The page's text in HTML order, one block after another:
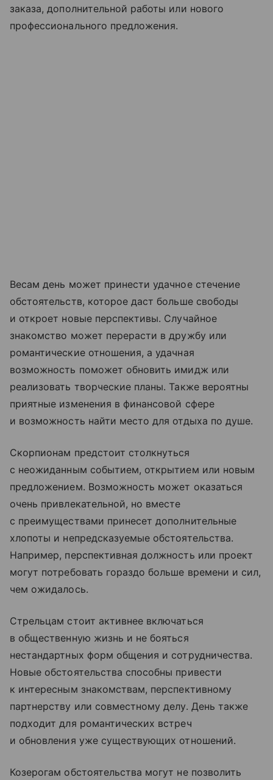
заказа, дополнительной работы или нового
профессионального предложения.
Весам день может принести удачное стечение
обстоятельств, которое даст больше свободы
и откроет новые перспективы. Случайное
знакомство может перерасти в дружбу или
романтические отношения, а удачная
возможность поможет обновить имидж или
реализовать творческие планы. Также вероятны
приятные изменения в финансовой сфере
и возможность найти место для отдыха по душе.
Скорпионам предстоит столкнуться
с неожиданным событием, открытием или новым
предложением. Возможность может оказаться
очень привлекательной, но вместе
с преимуществами принесет дополнительные
хлопоты и непредсказуемые обстоятельства.
Например, перспективная должность или проект
могут потребовать гораздо больше времени и сил,
чем ожидалось.
Стрельцам стоит активнее включаться
в общественную жизнь и не бояться
нестандартных форм общения и сотрудничества.
Новые обстоятельства способны привести
к интересным знакомствам, перспективному
партнерству или совместному делу. День также
подходит для романтических встреч
и обновления уже существующих отношений.
Козерогам обстоятельства могут не позволить